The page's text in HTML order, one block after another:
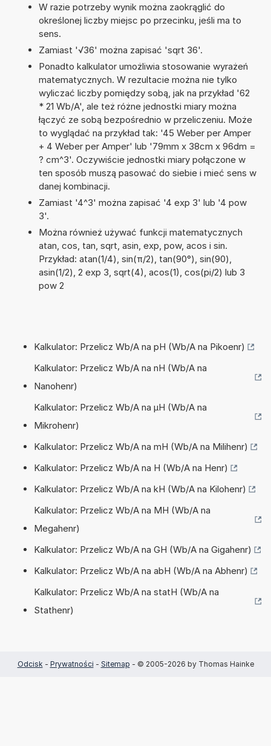
W razie potrzeby wynik można zaokrąglić do
określonej liczby miejsc po przecinku, jeśli ma to
sens.
Zamiast '√36' można zapisać 'sqrt 36'.
Ponadto kalkulator umożliwia stosowanie wyrażeń
matematycznych. W rezultacie można nie tylko
wyliczać liczby pomiędzy sobą, jak na przykład '62
* 21 Wb/A', ale też różne jednostki miary można
łączyć ze sobą bezpośrednio w przeliczeniu. Może
to wyglądać na przykład tak: '45 Weber per Amper
+ 4 Weber per Amper' lub '79mm x 38cm x 96dm =
? cm^3'. Oczywiście jednostki miary połączone w
ten sposób muszą pasować do siebie i mieć sens w
danej kombinacji.
Zamiast '4^3' można zapisać '4 exp 3' lub '4 pow
3'.
Można również używać funkcji matematycznych
atan, cos, tan, sqrt, asin, exp, pow, acos i sin.
Przykład: atan(1/4), sin(π/2), tan(90°), sin(90),
asin(1/2), 2 exp 3, sqrt(4), acos(1), cos(pi/2) lub 3
pow 2
Kalkulator: Przelicz Wb/A na pH (Wb/A na Pikoenr)
Kalkulator: Przelicz Wb/A na nH (Wb/A na
Nanohenr)
Kalkulator: Przelicz Wb/A na µH (Wb/A na
Mikrohenr)
Kalkulator: Przelicz Wb/A na mH (Wb/A na Milihenr)
Kalkulator: Przelicz Wb/A na H (Wb/A na Henr)
Kalkulator: Przelicz Wb/A na kH (Wb/A na Kilohenr)
Kalkulator: Przelicz Wb/A na MH (Wb/A na
Megahenr)
Kalkulator: Przelicz Wb/A na GH (Wb/A na Gigahenr)
Kalkulator: Przelicz Wb/A na abH (Wb/A na Abhenr)
Kalkulator: Przelicz Wb/A na statH (Wb/A na
Stathenr)
Odcisk - Prywatności - Sitemap - © 2005-2026 by Thomas Hainke